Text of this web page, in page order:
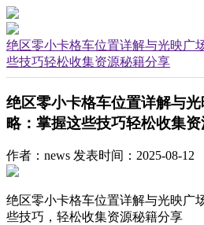
绝区零小卡格车位置详解与光映广
些技巧轻松收集资源秘籍分享
绝区零小卡格车位置详解与
略：掌握这些技巧轻松收集
作者：news 发表时间：2025-08-12
绝区零小卡格车位置详解与光映广
些技巧，轻松收集资源秘籍分享